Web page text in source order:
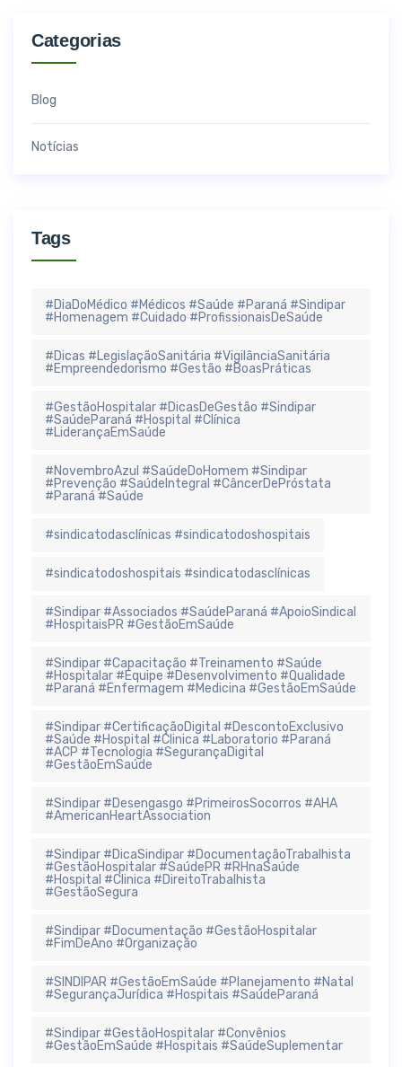
Categorias
Blog
Notícias
Tags
#DiaDoMédico #Médicos #Saúde #Paraná #Sindipar
#Homenagem #Cuidado #ProfissionaisDeSaúde
#Dicas #LegislaçãoSanitária #VigilânciaSanitária
#Empreendedorismo #Gestão #BoasPráticas
#GestãoHospitalar #DicasDeGestão #Sindipar
#SaúdeParaná #Hospital #Clínica
#LiderançaEmSaúde
#NovembroAzul #SaúdeDoHomem #Sindipar
#Prevenção #SaúdeIntegral #CâncerDePróstata
#Paraná #Saúde
#sindicatodasclínicas #sindicatodoshospitais
#sindicatodoshospitais #sindicatodasclínicas
#Sindipar #Associados #SaúdeParaná #ApoioSindical
#HospitaisPR #GestãoEmSaúde
#Sindipar #Capacitação #Treinamento #Saúde
#Hospitalar #Equipe #Desenvolvimento #Qualidade
#Paraná #Enfermagem #Medicina #GestãoEmSaúde
#Sindipar #CertificaçãoDigital #DescontoExclusivo
#Saúde #Hospital #Clinica #Laboratorio #Paraná
#ACP #Tecnologia #SegurançaDigital
#GestãoEmSaúde
#Sindipar #Desengasgo #PrimeirosSocorros #AHA
#AmericanHeartAssociation
#Sindipar #DicaSindipar #DocumentaçãoTrabalhista
#GestãoHospitalar #SaúdePR #RHnaSaúde
#Hospital #Clinica #DireitoTrabalhista
#GestãoSegura
#Sindipar #Documentação #GestãoHospitalar
#FimDeAno #Organização
#SINDIPAR #GestãoEmSaúde #Planejamento #Natal
#SegurançaJurídica #Hospitais #SaúdeParaná
#Sindipar #GestãoHospitalar #Convênios
#GestãoEmSaúde #Hospitais #SaúdeSuplementar